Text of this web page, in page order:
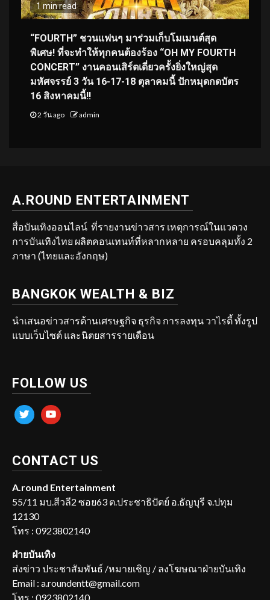
1 min read
“FOURTH” ชวนแฟนๆ มาร่วมเก็บโมเมนต์สุด
พิเศษ! ที่จะทำให้ทุกคนต้องร้อง “OH MY FOURTH
CONCERT” งานคอนเสิร์ตเดี่ยวครั้งยิ่งใหญ่สุด
มหัศจรรย์ 3 วัน 16-17-18 ตุลาคมนี้ ปักหมุดกดบัตร
16 สิงหาคมนี้!!
2 วัน ago admin
A.ROUND ENTERTAINMENT
สื่อบันเทิงออนไลน์ ที่รายงานข่าวสาร เหตุการณ์ในแวดวง
การบันเทิงไทย ผลิตคอนเทนท์ที่หลากหลาย ครอบคลุมทั้ง 2
ภาษา (ไทยและอังกฤษ)
BANGKOK WEALTH & BIZ
นำเสนอข่าวสารด้านเศรษฐกิจ ธุรกิจ การลงทุน วาไรตี้ ทั้งรูป
แบบเว็บไซต์ และนิตยสารรายเดือน
FOLLOW US
twitter youtube
CONTACT US
A.round Entertainment
55/11 มบ.สีวลี2 ซอย63 ต.ประชาธิปัตย์ อ.ธัญบุรี จ.ปทุม
12130
โทร : 0923802140
ฝ่ายบันเทิง
ส่งข่าว ประชาสัมพันธ์ /หมายเชิญ / ลงโฆษณาฝ่ายบันเทิง
Email : a.roundentt@gmail.com
โทร : 0923802140